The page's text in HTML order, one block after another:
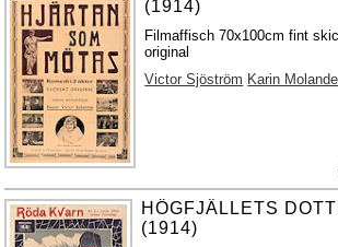
(1914)
Filmaffisch 70x100cm fint
original
Victor Sjöström Karin
HÖGFJÄLLETS
(1914)